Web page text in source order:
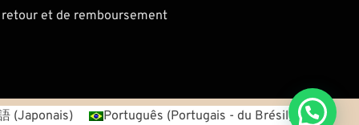
et de remboursement
(Japonais) Português (Portugais - du Brésil)